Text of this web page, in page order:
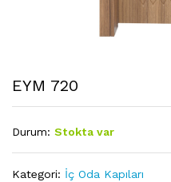
EYM 720
Durum: Stokta var
Kategori: İç Oda Kapıları